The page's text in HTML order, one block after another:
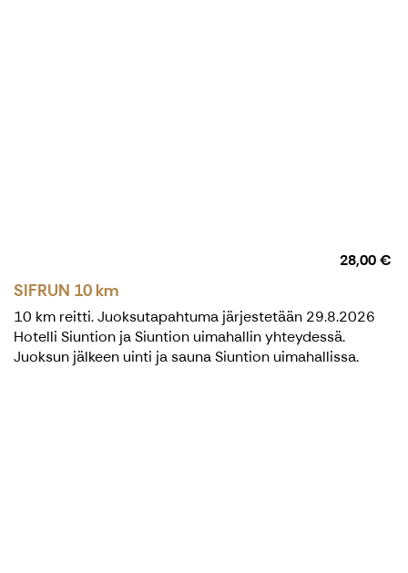
28,00 €
SIFRUN 10 km
10 km reitti. Juoksutapahtuma järjestetään 29.8.2026
Hotelli Siuntion ja Siuntion uimahallin yhteydessä.
Juoksun jälkeen uinti ja sauna Siuntion uimahallissa.